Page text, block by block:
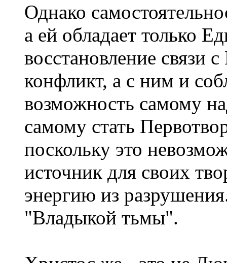
Однако
а ей обладает только
восстановление связи
конфликт, а с ним и
возможность самому
самому стать
поскольку это
источник для своих
энергию из
"Владыкой тьмы".